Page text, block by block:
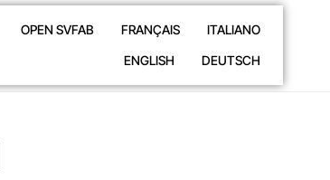
OPEN SVFAB FRANÇAIS
ITALIANO
ENGLISH
DEUTSCH